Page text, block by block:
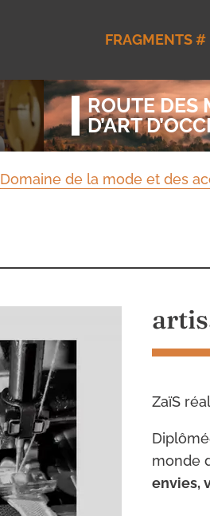
FRAGMENTS #
ROUTE DES
D’ART
Domaine de la mode et des
ZaïS
monde
envies,